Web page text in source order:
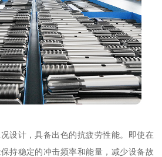
设计，具备出色的抗疲劳性能。即使在
持稳定的冲击频率和能量，减少设备故